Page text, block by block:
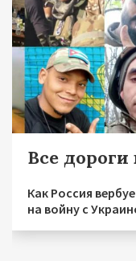
Все дороги
Как Россия
на войну с